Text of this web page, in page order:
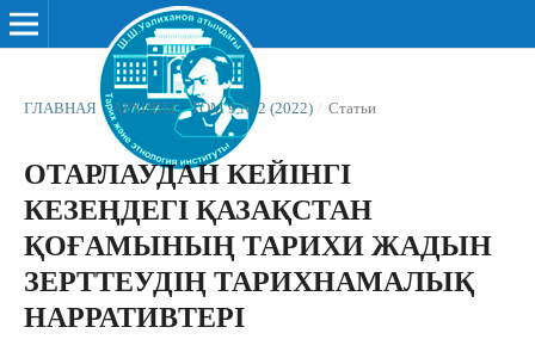
ГЛАВНАЯ / АРХИВЫ / ТОМ 9 № 2 (2022) / Статьи
ОТАРЛАУДАН КЕЙІНГІ
КЕЗЕҢДЕГІ ҚАЗАҚСТАН
ҚОҒАМЫНЫҢ ТАРИХИ ЖАДЫН
ЗЕРТТЕУДІҢ ТАРИХНАМАЛЫҚ
НАРРАТИВТЕРІ